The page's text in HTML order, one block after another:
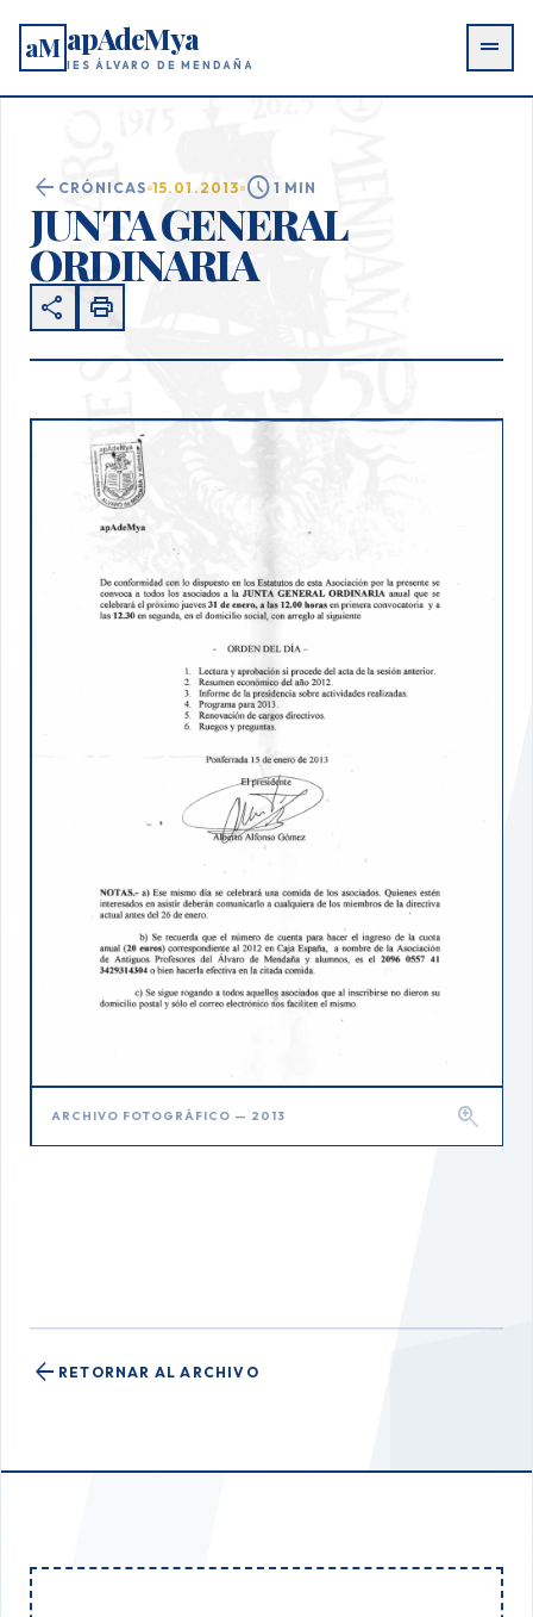
aM apAdeMya
IES ÁLVARO DE MENDAÑA drag_handle
arrow_back CRÓNICAS 15.01.2013 schedule 1 MIN
JUNTA GENERAL
ORDINARIA
share print
ARCHIVO FOTOGRÁFICO — 2013 zoom_in
arrow_back RETORNAR AL ARCHIVO